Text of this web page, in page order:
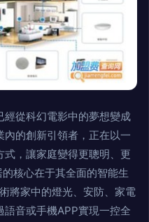
已經從科幻電影中的夢想變成
內的創新引領者，正在以一
，讓家庭變得更聰明、更
核心在于其全面的智能生
中的燈光、安防、家電
語音或手機APP實現一控全